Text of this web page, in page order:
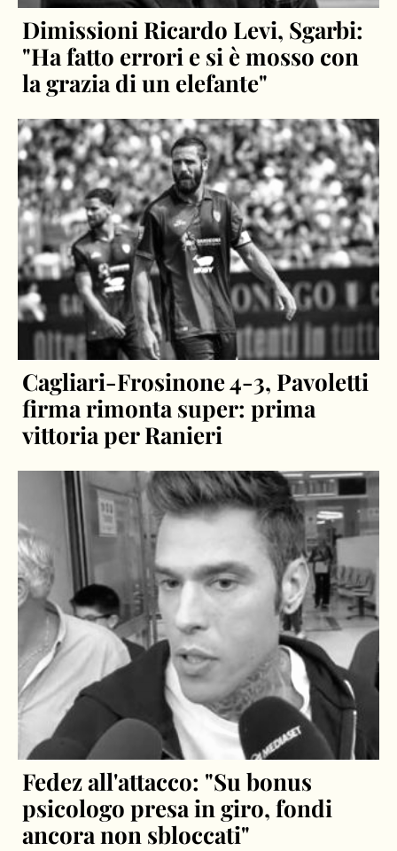
Dimissioni Ricardo Levi, Sgarbi:
"Ha fatto errori e si è mosso con
la grazia di un elefante"
Cagliari-Frosinone 4-3, Pavoletti
firma rimonta super: prima
vittoria per Ranieri
Fedez all'attacco: "Su bonus
psicologo presa in giro, fondi
ancora non sbloccati"